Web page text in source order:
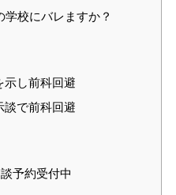
校にバレますか？
示し前科回避
談で前科回避
予約受付中